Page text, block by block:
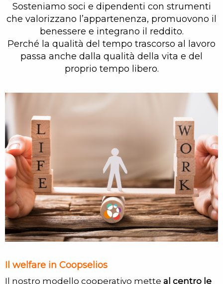
Sosteniamo soci e dipendenti con strumenti
che valorizzano l’appartenenza, promuovono il
benessere e integrano il reddito.
Perché la qualità del tempo trascorso al lavoro
passa anche dalla qualità della vita e del
proprio tempo libero.
Il welfare in Coopselios
Il nostro modello cooperativo mette al centro le